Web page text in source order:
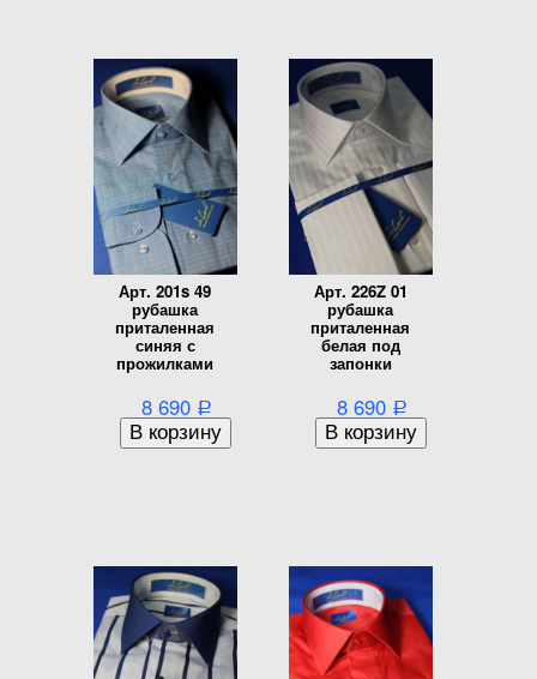
Арт. 201s 49
рубашка
приталенная
синяя с
прожилками
8 690 Р
Арт. 226Z 01
рубашка
приталенная
белая под
запонки
8 690 Р